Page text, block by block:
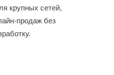
крупных сетей,
продаж без